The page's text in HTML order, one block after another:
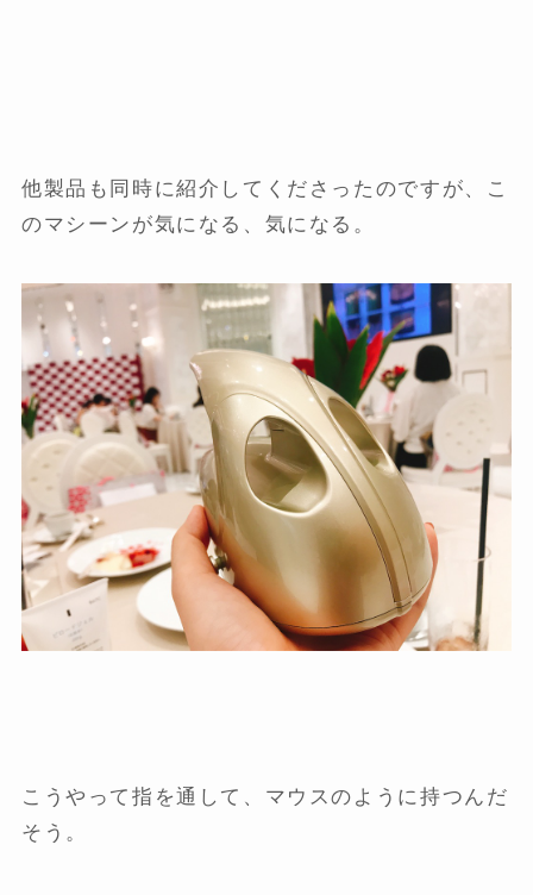
他製品も同時に紹介してくださったのですが、こ
のマシーンが気になる、気になる。
こうやって指を通して、マウスのように持つんだ
そう。